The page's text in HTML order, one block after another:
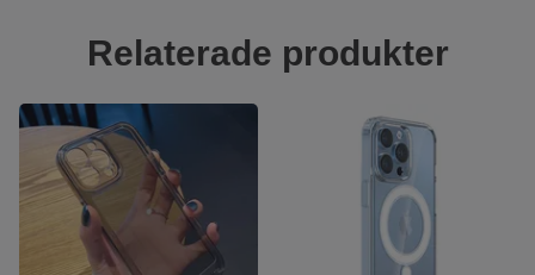
Relaterade produkter